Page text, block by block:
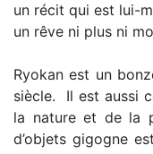
un récit qui est lui-
un rêve ni plus ni
Ryokan est un
siècle. Il est aussi
la nature et de la
d’objets gigogne